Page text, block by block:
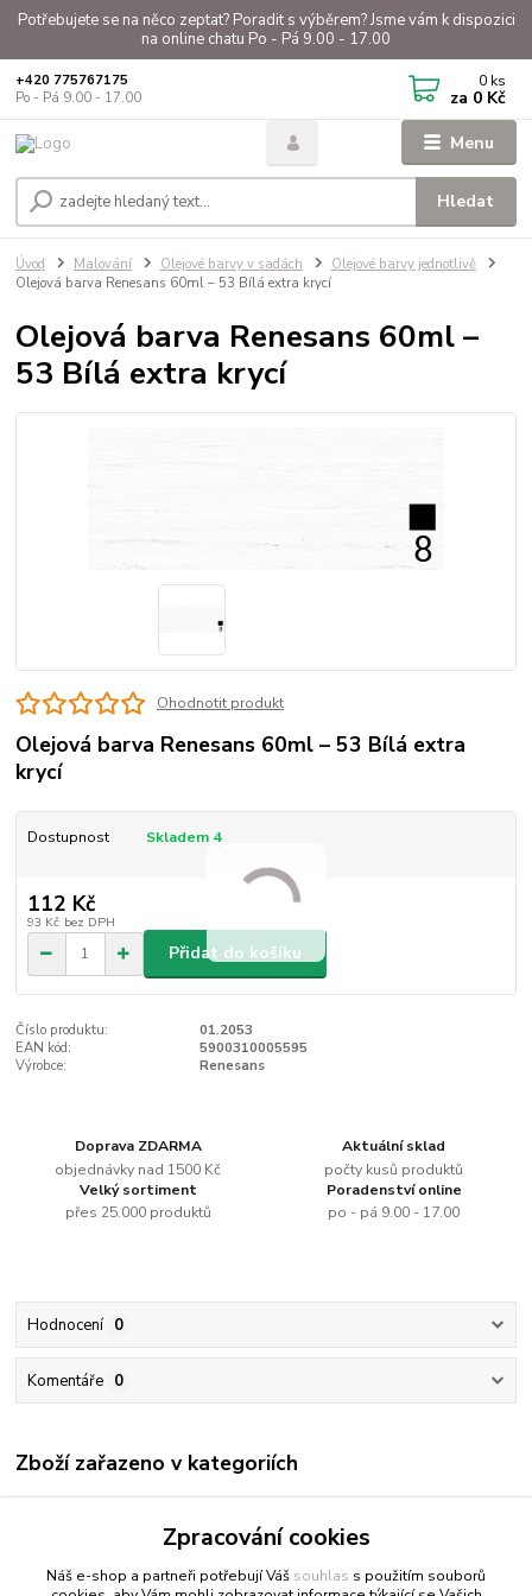
Potřebujete se na něco zeptat? Poradit s výběrem? Jsme vám k dispozici
na online chatu Po - Pá 9.00 - 17.00
Menu
Hledat
+420 775767175
Po - Pá 9.00 - 17.00
0 ks
za 0 Kč
Úvod Malování Olejové barvy v sadách
Olejové barvy jednotlivě
Olejová barva Renesans 60ml – 53 Bílá extra krycí
Olejová barva Renesans 60ml –
53 Bílá extra krycí
Ohodnotit produkt
Olejová barva Renesans 60ml – 53 Bílá extra
krycí
Dostupnost Skladem 4
112 Kč
93 Kč bez DPH
Přidat do košíku
Číslo produktu:
01.2053
EAN kód:
5900310005595
Výrobce:
Renesans
Doprava ZDARMA
objednávky nad 1500 Kč
Aktuální sklad
počty kusů produktů
Velký sortiment
přes 25.000 produktů
Poradenství online
po - pá 9.00 - 17.00
Hodnocení 0
Komentáře 0
Zboží zařazeno v kategoriích
Renesans
Olejové barvy jednotlivěZpracování cookies
Náš e-shop a partneři potřebují Váš souhlas s použitím souborů